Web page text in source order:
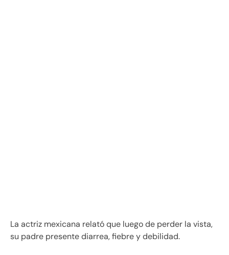
La actriz mexicana relató que luego de perder la vista,
su padre presente diarrea, fiebre y debilidad.